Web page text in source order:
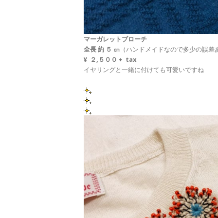
マーガレットブローチ
全長 約 ５ ㎝ （ハンドメイドなので多少の誤差
¥ ２,５００ + tax
イヤリングと一緒に付けても可愛いですね